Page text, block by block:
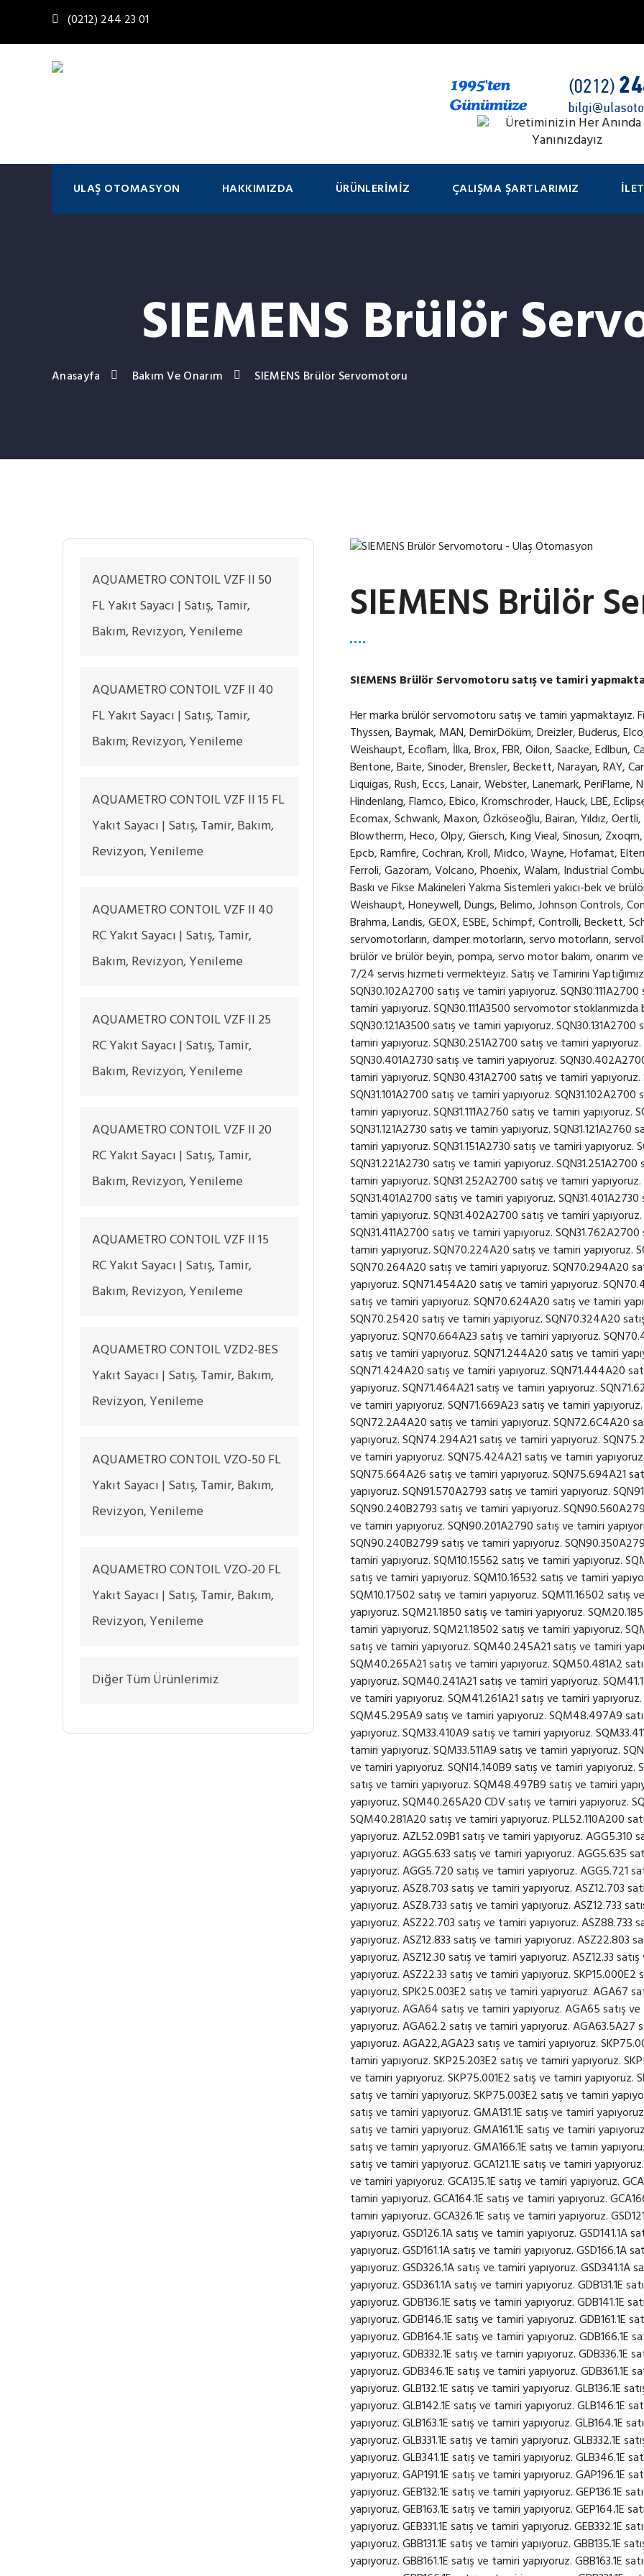
(0212) 244 23 01
ULAŞ OTOMASYON HAKKIMIZDA ÜRÜNLERIMIZ ÇALIŞMA ŞARTLARIMIZ
SIEMENS Brülör
Anasayfa Bakım Ve Onarım SIEMENS Brülör Servomotoru
AQUAMETRO CONTOIL VZF II 50
FL Yakıt Sayacı | Satış, Tamir,
Bakım, Revizyon, Yenileme
AQUAMETRO CONTOIL VZF II 40
FL Yakıt Sayacı | Satış, Tamir,
Bakım, Revizyon, Yenileme
AQUAMETRO CONTOIL VZF II 15 FL
Yakıt Sayacı | Satış, Tamir, Bakım,
Revizyon, Yenileme
AQUAMETRO CONTOIL VZF II 40
RC Yakıt Sayacı | Satış, Tamir,
Bakım, Revizyon, Yenileme
AQUAMETRO CONTOIL VZF II 25
RC Yakıt Sayacı | Satış, Tamir,
Bakım, Revizyon, Yenileme
AQUAMETRO CONTOIL VZF II 20
RC Yakıt Sayacı | Satış, Tamir,
Bakım, Revizyon, Yenileme
AQUAMETRO CONTOIL VZF II 15
RC Yakıt Sayacı | Satış, Tamir,
Bakım, Revizyon, Yenileme
AQUAMETRO CONTOIL VZD2-8ES
Yakıt Sayacı | Satış, Tamir, Bakım,
Revizyon, Yenileme
AQUAMETRO CONTOIL VZO-50 FL
Yakıt Sayacı | Satış, Tamir, Bakım,
Revizyon, Yenileme
AQUAMETRO CONTOIL VZO-20 FL
Yakıt Sayacı | Satış, Tamir, Bakım,
Revizyon, Yenileme
Diğer Tüm Ürünlerimiz
SIEMENS Brülör
SIEMENS Brülör Servomotoru satış ve tamiri
Her marka brülör servomotoru satış ve tamiri yapmaktayız. Firmamız; Flam, Riello, Üret, Ecostar, Alarko, Gökçe Thyssen, Baymak, MAN, DemirDöküm, Dreizler, Buderus, Elco, Gulliver, Baltur, Johnson, Hamworthy, Raysel, Weishaupt, Ecoflam, İlka, Brox, FBR, Oilon, Saacke, Edlbun, Career, Unigas, Lamborghini, Özterm, NAM BURNER, Bentone, Baite, Sinoder, Brensler, Beckett, Narayan, RAY, Carlin, Oxilon, Hi-Therm, Paras, Bohui, Yongxing, Iaec, Liquigas, Rush, Eccs, Lanair, Webster, Lanemark, PeriFlame, Noxmat, North American, Faber, Json, Kingray, Hindenlang, Flamco, Ebico, Kromschroder, Hauck, LBE, Eclipse, Monarch, Hauck BBG, Hauck BBC, Nu-way, Ram, Ecomax, Schwank, Maxon, Özköseoğlu, Bairan, Yıldız, Oertli, Zoomline, Körting, Alato, Vulcan, Genco, CBS, Blowtherm, Heco, Olpy, Giersch, King Vieal, Sinosun, Zxoqm, Eppo, Kral Vieal, Yigong, Zoomline, Isımak, Pelltech, Epcb, Ramfire, Cochran, Kroll, Midco, Wayne, Hofamat, Elterm, EAC, De Dietrich, Flamtec, Enterprise, Pentex, Ferroli, Gazoram, Volcano, Phoenix, Walam, Industrial Combustion, Sunflame, Gazteknik, Brückner, Ram ve Gaze, Baskı ve Fikse Makineleri Yakma Sistemleri yakıcı-bek ve brülörlere ait Siemens, Ontrol, Elster Kromschröder, Weishaupt, Honeywell, Dungs, Belimo, Johnson Controls, Conectron, Berger Lahr, Lamtec, Joventa, Sauter, Brahma, Landis, GEOX, ESBE, Schimpf, Controlli, Beckett, Schneider Electric, Eclipse, Danfoss, Gruner marka servomotorların, damper motorların, servo motorların, servoların satış ve tamiratını yapmaktadır. Ayrıca, her marka brülör ve brülör beyin, pompa, servo motor bakım, onarım ve revizyonu, multiblok bakım onarım ve revizyon için 7/24 servis hizmeti vermekteyiz. Satış ve Tamirini Yaptığımız Servomotorlar (Damper Motorlar): Siemens SQN30.102A2700 satış ve tamiri yapıyoruz. SQN30.111A2700 satış ve tamiri yapıyoruz. SQN30.111A3500 satış ve tamiri yapıyoruz. SQN30.111A3500 servomotor stoklarımızda bulunur. SQN30.121A2700 satış ve tamiri yapıyoruz. SQN30.121A3500 satış ve tamiri yapıyoruz. SQN30.131A2700 satış ve tamiri yapıyoruz. SQN30.151A2700 satış ve tamiri yapıyoruz. SQN30.251A2700 satış ve tamiri yapıyoruz. SQN30.401A2700 satış ve tamiri yapıyoruz. SQN30.401A2730 satış ve tamiri yapıyoruz. SQN30.402A2700 satış ve tamiri yapıyoruz. SQN30.402A2730 satış ve tamiri yapıyoruz. SQN30.431A2700 satış ve tamiri yapıyoruz. SQN30.451A2700 satış ve tamiri yapıyoruz. SQN31.101A2700 satış ve tamiri yapıyoruz. SQN31.102A2700 satış ve tamiri yapıyoruz. SQN31.111A2700 satış ve tamiri yapıyoruz. SQN31.111A2760 satış ve tamiri yapıyoruz. SQN31.121A2700 satış ve tamiri yapıyoruz. SQN31.121A2730 satış ve tamiri yapıyoruz. SQN31.121A2760 satış ve tamiri yapıyoruz. SQN31.151A2700 satış ve tamiri yapıyoruz. SQN31.151A2730 satış ve tamiri yapıyoruz. SQN31.221A2700 satış ve tamiri yapıyoruz. SQN31.221A2730 satış ve tamiri yapıyoruz. SQN31.251A2700 satış ve tamiri yapıyoruz. SQN31.251A2730 satış ve tamiri yapıyoruz. SQN31.252A2700 satış ve tamiri yapıyoruz. SQN31.351A2700 satış ve tamiri yapıyoruz. SQN31.401A2700 satış ve tamiri yapıyoruz. SQN31.401A2730 satış ve tamiri yapıyoruz. SQN31.401A2760 satış ve tamiri yapıyoruz. SQN31.402A2700 satış ve tamiri yapıyoruz. SQN31.402A2730 satış ve tamiri yapıyoruz. SQN31.411A2700 satış ve tamiri yapıyoruz. SQN31.762A2700 satış ve tamiri yapıyoruz. SQN31.411A2730 satış ve tamiri yapıyoruz. SQN70.224A20 satış ve tamiri yapıyoruz. SQN70.244A20 satış ve tamiri yapıyoruz. SQN70.264A20 satış ve tamiri yapıyoruz. SQN70.294A20 satış ve tamiri yapıyoruz. SQN71.424A20 satış ve tamiri yapıyoruz. SQN71.454A20 satış ve tamiri yapıyoruz. SQN70.464A20 satış ve tamiri yapıyoruz. SQN70.464A23 satış ve tamiri yapıyoruz. SQN70.624A20 satış ve tamiri yapıyoruz. SQN70.664A20 satış ve tamiri yapıyoruz. SQN70.25420 satış ve tamiri yapıyoruz. SQN70.324A20 satış ve tamiri yapıyoruz. SQN70.424A20 satış ve tamiri yapıyoruz. SQN70.664A23 satış ve tamiri yapıyoruz. SQN70.454A20 satış ve tamiri yapıyoruz. SQN70.694A20 satış ve tamiri yapıyoruz. SQN71.244A20 satış ve tamiri yapıyoruz. SQN71.264A20 satış ve tamiri yapıyoruz. SQN71.424A20 satış ve tamiri yapıyoruz. SQN71.444A20 satış ve tamiri yapıyoruz. SQN71.454A20 satış ve tamiri yapıyoruz. SQN71.464A21 satış ve tamiri yapıyoruz. SQN71.624A23 satış ve tamiri yapıyoruz. SQN71.664A20 satış ve tamiri yapıyoruz. SQN71.669A23 satış ve tamiri yapıyoruz. SQN71.694A20 satış ve tamiri yapıyoruz. SQN72.2A4A20 satış ve tamiri yapıyoruz. SQN72.6C4A20 satış ve tamiri yapıyoruz. SQN74.254A21 satış ve tamiri yapıyoruz. SQN74.294A21 satış ve tamiri yapıyoruz. SQN75.224A21 satış ve tamiri yapıyoruz. SQN75.244A21 satış ve tamiri yapıyoruz. SQN75.424A21 satış ve tamiri yapıyoruz. SQN75.494A21 satış ve tamiri yapıyoruz. SQN75.664A26 satış ve tamiri yapıyoruz. SQN75.694A21 satış ve tamiri yapıyoruz. SQN72.4A4A20 satış ve tamiri yapıyoruz. SQN91.570A2793 satış ve tamiri yapıyoruz. SQN91.140B2799 satış ve tamiri yapıyoruz. SQN90.240B2793 satış ve tamiri yapıyoruz. SQN90.560A2793 satış ve tamiri yapıyoruz. SQN90.220A2799 satış ve tamiri yapıyoruz. SQN90.201A2790 satış ve tamiri yapıyoruz. SQN90.204A2799 satış ve tamiri yapıyoruz. SQN90.240B2799 satış ve tamiri yapıyoruz. SQN90.350A2799 satış ve tamiri yapıyoruz. SQM10.15502 satış ve tamiri yapıyoruz. SQM10.15562 satış ve tamiri yapıyoruz. SQM10.16102 satış ve tamiri yapıyoruz. SQM10.16502 satış ve tamiri yapıyoruz.